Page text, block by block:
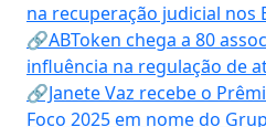
na recuperação judicial nos
🔗ABToken chega a 80
influência na regulação de
🔗Janete Vaz recebe o
Foco 2025 em nome do